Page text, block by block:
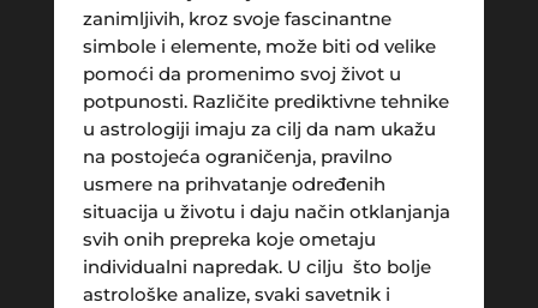
zanimljivih, kroz svoje fascinantne
simbole i elemente, može biti od velike
pomoći da promenimo svoj život u
potpunosti. Različite prediktivne tehnike
u astrologiji imaju za cilj da nam ukažu
na postojeća ograničenja, pravilno
usmere na prihvatanje određenih
situacija u životu i daju način otklanjanja
svih onih prepreka koje ometaju
individualni napredak. U cilju što bolje
astrološke analize, svaki savetnik i